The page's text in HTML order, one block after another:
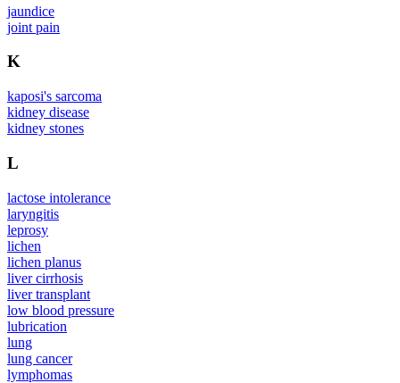
jaundice
joint pain
K
kaposi's sarcoma
kidney disease
kidney stones
L
lactose intolerance
laryngitis
leprosy
lichen
lichen planus
liver cirrhosis
liver transplant
low blood pressure
lubrication
lung
lung cancer
lymphomas